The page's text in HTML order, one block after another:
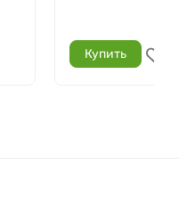
Купить